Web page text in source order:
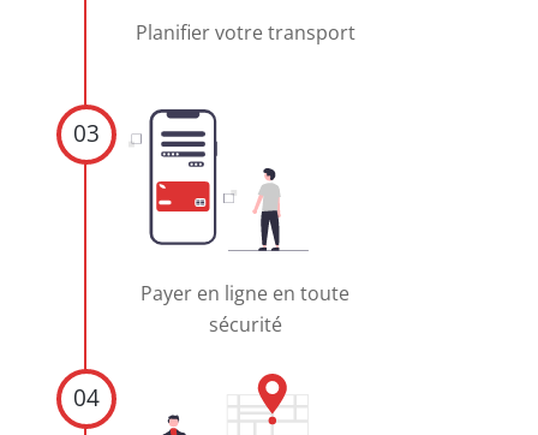
Planifier votre transport
Payer en ligne en toute
sécurité
03
04